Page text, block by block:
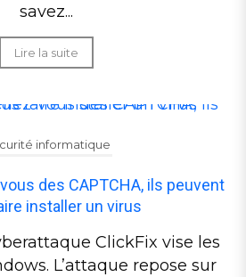
savez...
Lire la suite
informatique
des CAPTCHA, ils peuvent
installer un virus
ClickFix vise les
L’attaque repose sur